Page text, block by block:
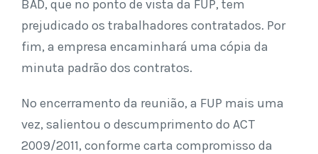
BAD, que no ponto de vista da FUP, tem
prejudicado os trabalhadores contratados. Por
fim, a empresa encaminhará uma cópia da
minuta padrão dos contratos.
No encerramento da reunião, a FUP mais uma
vez, salientou o descumprimento do ACT
2009/2011, conforme carta compromisso da